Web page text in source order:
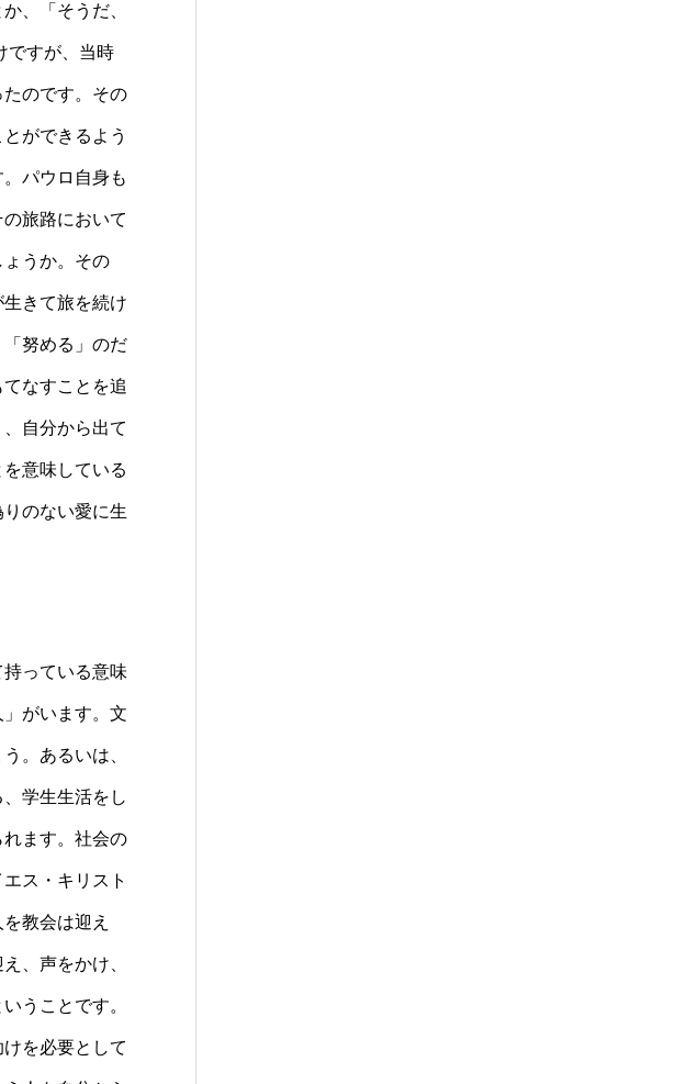
、「そうだ、
ですが、当時
のです。その
ができるよう
パウロ自身も
旅路において
うか。その
きて旅を続け
努める」のだ
なすことを追
自分から出て
意味している
のない愛に生
っている意味
がいます。文
。あるいは、
学生生活をし
ます。社会の
ス・キリスト
教会は迎え
、声をかけ、
うことです。
を必要として